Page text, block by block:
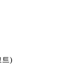
트)